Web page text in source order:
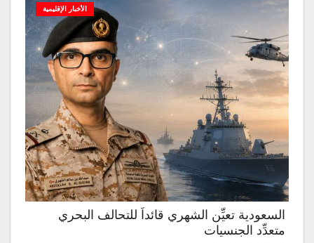
الأخبار الإقليمية
السعودية تعيِّن الشهري قائداً للتحالف البحري
متعدِّد الجنسيات